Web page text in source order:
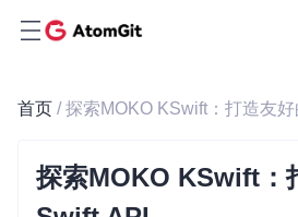
首页 / 探索MOKO KSwift：打造友好
探索MOKO KSwift：